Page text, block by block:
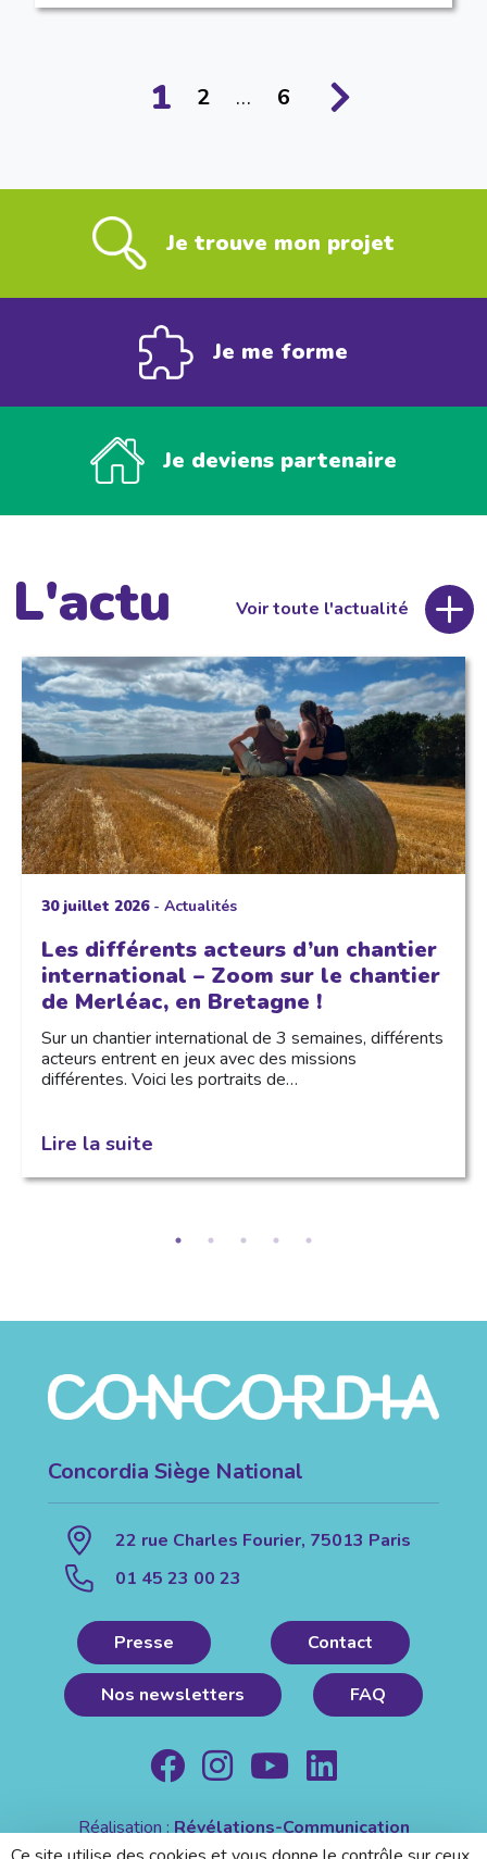
1 2 … 6
Je trouve mon projet
Je me forme
Je deviens partenaire
L'actu Voir toute l'actualité
30 juillet 2026- Actualités
Les différents acteurs d’un chantier
international – Zoom sur le chantier
de Merléac, en Bretagne !
Sur un chantier international de 3 semaines, différents
acteurs entrent en jeux avec des missions
différentes. Voici les portraits de…
Lire la suite
Concordia Siège National
22 rue Charles Fourier, 75013 Paris
01 45 23 00 23
Presse Contact
Nos newsletters FAQ
Réalisation :Révélations-Communication
Mentions légales| Politique de confidentialité